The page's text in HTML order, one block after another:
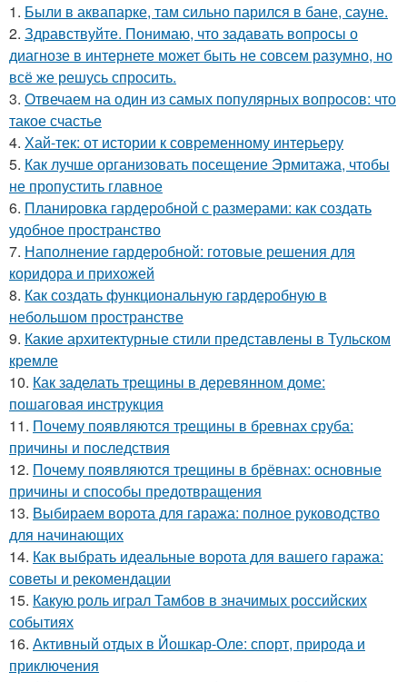
1. Были в аквапарке, там сильно парился в бане, сауне.
2. Здравствуйте. Понимаю, что задавать вопросы о
диагнозе в интернете может быть не совсем разумно, но
всё же решусь спросить.
3. Отвечаем на один из самых популярных вопросов: что
такое счастье
4. Хай-тек: от истории к современному интерьеру
5. Как лучше организовать посещение Эрмитажа, чтобы
не пропустить главное
6. Планировка гардеробной с размерами: как создать
удобное пространство
7. Наполнение гардеробной: готовые решения для
коридора и прихожей
8. Как создать функциональную гардеробную в
небольшом пространстве
9. Какие архитектурные стили представлены в Тульском
кремле
10. Как заделать трещины в деревянном доме:
пошаговая инструкция
11. Почему появляются трещины в бревнах сруба:
причины и последствия
12. Почему появляются трещины в брёвнах: основные
причины и способы предотвращения
13. Выбираем ворота для гаража: полное руководство
для начинающих
14. Как выбрать идеальные ворота для вашего гаража:
советы и рекомендации
15. Какую роль играл Тамбов в значимых российских
событиях
16. Активный отдых в Йошкар-Оле: спорт, природа и
приключения